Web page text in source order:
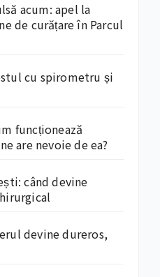
acum: apel la
de curățare în Parcul
cu spirometru și
funcționează
are nevoie de ea?
când devine
devine dureros,